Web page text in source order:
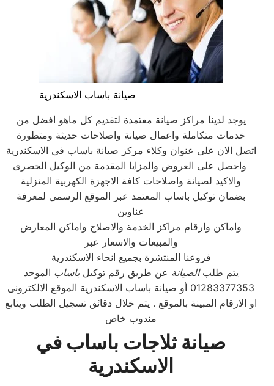
صيانة باساب الاسكندرية
يوجد لدينا مراكز صيانة معتمدة لتقديم كل ماهو افضل من
خدمات متكاملة واعمال صيانة واصلاحات حديثة ومتطورة
اتصل الان على عنوان وكلاء مركز صيانة باساب فى الاسكندرية
واحصل على العروض والمزايا المقدمة من الوكيل الحصرى
والاكيد لصيانة واصلاحات كافة الاجهزة الكهربية المنزلية
بضمان توكيل باساب المعتمد عبر الموقع الرسمي لمعرفة
عناوين
واماكن وارقام مراكز الخدمة والاصلاح واماكن المعارض
والمبيعات والاسعار عبر
فروعنا المنتشرة بجميع انحاء الاسكندرية
يتم طلبالصيانة عن طريق رقم توكيلباساب الموحد
01283377353 أو صيانة باساب الاسكندرية الموقع الالكترونى
او الارقام المبينة بالموقع . يتم خلال دقائق تسجيل الطلب ويتابع
مندوب خاص
صيانة ثلاجات باساب في
الاسكندرية